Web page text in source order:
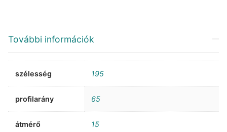
További információk
szélesség 195
profilarány 65
átmérő 15